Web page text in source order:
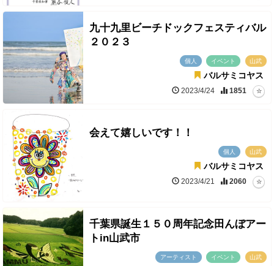
九十九里ビーチドックフェスティバル
２０２３
個人 イベント 山武
バルサミコヤス
2023/4/24 1851
会えて嬉しいです！！
個人 山武
バルサミコヤス
2023/4/21 2060
千葉県誕生１５０周年記念田んぼアー
トin山武市
アーティスト イベント 山武